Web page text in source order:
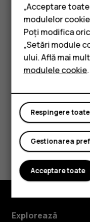
Accesorii
Tablete
Sfat:Pentru a
Setări>Rețea
Oprirea
AtingețiSetări>
comutațiRoamingla
Considerați
Da Nu
Explorează
„Acceptare
modulelor
Poți modifica
„Setări module
ului. Află mai
modulele cookie.
Respingere toate
Gestionarea
Acceptare toate